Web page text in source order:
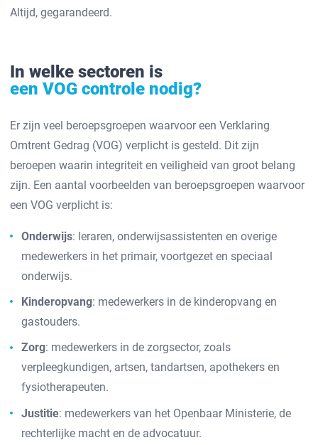
Altijd, gegarandeerd.
In welke sectoren is
een VOG controle nodig?
Er zijn veel beroepsgroepen waarvoor een Verklaring
Omtrent Gedrag (VOG) verplicht is gesteld. Dit zijn
beroepen waarin integriteit en veiligheid van groot belang
zijn. Een aantal voorbeelden van beroepsgroepen waarvoor
een VOG verplicht is:
Onderwijs: leraren, onderwijsassistenten en overige
medewerkers in het primair, voortgezet en speciaal
onderwijs.
Kinderopvang: medewerkers in de kinderopvang en
gastouders.
Zorg: medewerkers in de zorgsector, zoals
verpleegkundigen, artsen, tandartsen, apothekers en
fysiotherapeuten.
Justitie: medewerkers van het Openbaar Ministerie, de
rechterlijke macht en de advocatuur.